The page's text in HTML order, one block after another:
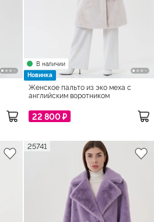
В наличии
Новинка
Женское пальто из эко меха с
английским воротником
22 800 ₽
25741